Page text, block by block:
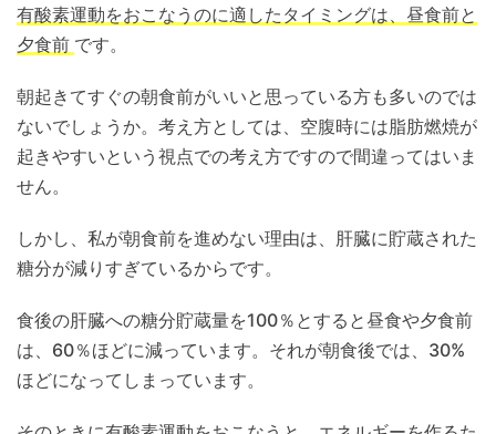
有酸素運動をおこなうのに適したタイミングは、昼食前と
夕食前 です。
朝起きてすぐの朝食前がいいと思っている方も多いのでは
ないでしょうか。考え方としては、空腹時には脂肪燃焼が
起きやすいという視点での考え方ですので間違ってはいま
せん。
しかし、私が朝食前を進めない理由は、肝臓に貯蔵された
糖分が減りすぎているからです。
食後の肝臓への糖分貯蔵量を100％とすると昼食や夕食前
は、60％ほどに減っています。それが朝食後では、30%
ほどになってしまっています。